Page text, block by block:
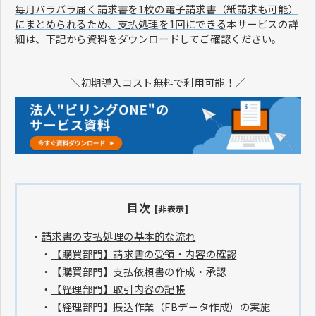
毎月バラバラ届く請求書を1枚の電子請求書（紙請求も可能）
にまとめられるため、支払処理を1回にできる本サービスの詳
細は、下記から資料をダウンロードしてご確認ください。
＼初期導入コスト無料で利用可能！／
目次 [非表示]
・ 請求書の支払処理の基本的な流れ
・
【購買部門】請求書の受領・内容の確認
・
【購買部門】支払依頼書の作成・承認
・
【経理部門】取引内容の記帳
・
【経理部門】振込作業（FBデータ作成）の実施